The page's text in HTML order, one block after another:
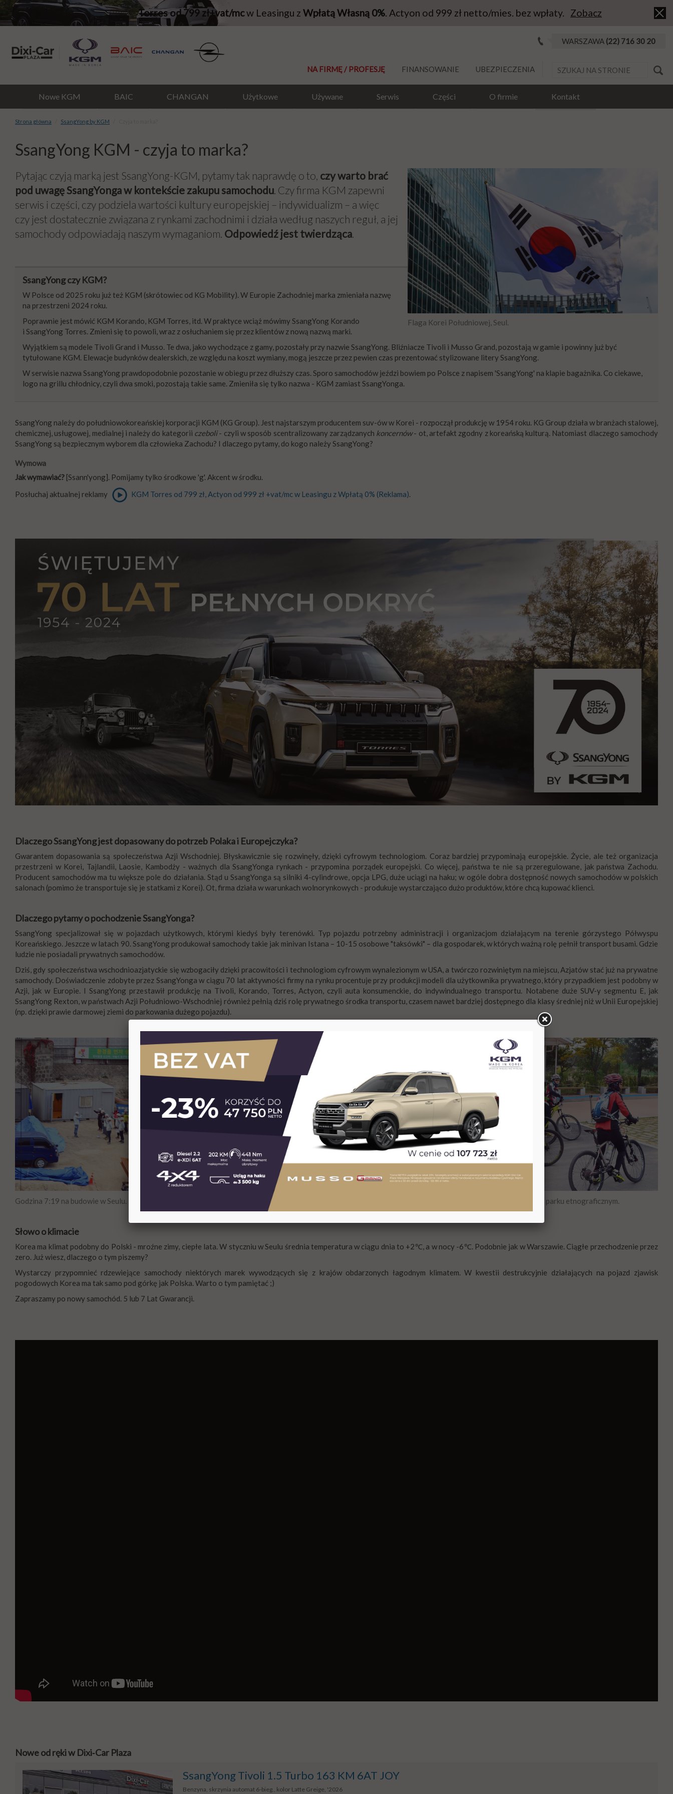
Torres od 799 zł+vat/mcw Leasingu z Wpłatą Własną 0%. Actyon od 999 zł netto/mies. bez wpłaty. Zobacz
WARSZAWA (22) 716 30 20
NA FIRMĘ / PROFESJĘ FINANSOWANIE UBEZPIECZENIA
Nowe KGM BAIC CHANGAN Użytkowe Używane Serwis Części O firmie Kontakt
Strona główna SsangYong by KGM
SsangYong KGM - czyja to marka?
Flaga Korei Południowej, Seul.
Pytając czyją marką jest SsangYong-KGM, pytamy tak naprawdę o to, czy warto brać
pod uwagę SsangYonga w kontekście zakupu samochodu. Czy firma KGM zapewni
serwis i części, czy podziela wartości kultury europejskiej – indywidualizm – a więc
czy jest dostatecznie związana z rynkami zachodnimi i działa według naszych reguł, a jej
samochody odpowiadają naszym wymaganiom. Odpowiedź jest twierdząca.
SsangYong czy KGM?
W Polsce od 2025 roku już też KGM (skrótowiec od KG Mobility). W Europie Zachodniej marka zmieniała nazwę
na przestrzeni 2024 roku.
Poprawnie jest mówić KGM Korando, KGM Torres, itd. W praktyce wciąż mówimy SsangYong Korando
i SsangYong Torres. Zmieni się to powoli, wraz z osłuchaniem się przez klientów z nową nazwą marki.
Wyjątkiem są modele Tivoli Grand i Musso. Te dwa, jako wychodzące z gamy, pozostały przy nazwie SsangYong. Bliźniacze Tivoli i Musso Grand, pozostają w gamie i powinny już być
tytułowane KGM. Elewacje budynków dealerskich, ze względu na koszt wymiany, mogą jeszcze przez pewien czas prezentować stylizowane litery SsangYong.
W serwisie nazwa SsangYong prawdopodobnie pozostanie w obiegu przez dłuższy czas. Sporo samochodów jeździ bowiem po Polsce z napisem 'SsangYong' na klapie bagażnika. Co ciekawe,
logo na grillu chłodnicy, czyli dwa smoki, pozostają takie same. Zmieniła się tylko nazwa - KGM zamiast SsangYonga.
SsangYong należy do południowokoreańskiej korporacji KGM (KG Group). Jest najstarszym producentem suv-ów w Korei - rozpoczął produkcję w 1954 roku. KG Group działa w branżach stalowej,
chemicznej, usługowej, medialnej i należy do kategorii czeboli- czyli w sposób scentralizowany zarządzanych koncernów- ot, artefakt zgodny z koreańską kulturą. Natomiast dlaczego samochody
SsangYong są bezpiecznym wyborem dla człowieka Zachodu? I dlaczego pytamy, do kogo należy SsangYong?
Wymowa
Jak wymawiać? [Ssann'yong]. Pomijamy tylko środkowe 'g'. Akcent w środku.
Posłuchaj aktualnej reklamy
KGM Torres od 799 zł, Actyon od 999 zł +vat/mc w Leasingu z Wpłatą 0% (Reklama).
Dlaczego SsangYong jest dopasowany do potrzeb Polaka i Europejczyka?
Gwarantem dopasowania są społeczeństwa Azji Wschodniej. Błyskawicznie się rozwinęły, dzięki cyfrowym technologiom. Coraz bardziej przypominają europejskie. Życie, ale też organizacja
przestrzeni w Korei, Tajlandii, Laosie, Kambodży - ważnych dla SsangYonga rynkach - przypomina porządek europejski. Co więcej, państwa te nie są przeregulowane, jak państwa Zachodu.
Producent samochodów ma tu większe pole do działania. Stąd u SsangYonga są silniki 4-cylindrowe, opcja LPG, duże uciągi na haku; w ogóle dobra dostępność nowych samochodów w polskich
salonach (pomimo że transportuje się je statkami z Korei). Ot, firma działa w warunkach wolnorynkowych - produkuje wystarczająco dużo produktów, które chcą kupować klienci.
Dlaczego pytamy o pochodzenie SsangYonga?
SsangYong specjalizował się w pojazdach użytkowych, którymi kiedyś były terenówki. Typ pojazdu potrzebny administracji i organizacjom działającym na terenie górzystego Półwyspu
Koreańskiego. Jeszcze w latach 90. SsangYong produkował samochody takie jak minivan Istana – 10-15 osobowe "taksówki" – dla gospodarek, w których ważną rolę pełnił transport busami. Gdzie
ludzie nie posiadali prywatnych samochodów.
Dziś, gdy społeczeństwa wschodnioazjatyckie się wzbogaciły dzięki pracowitości i technologiom cyfrowym wynalezionym w USA, a twórczo rozwiniętym na miejscu, Azjatów stać już na prywatne
samochody. Doświadczenie zdobyte przez SsangYonga w ciągu 70 lat aktywności firmy na rynku procentuje przy produkcji modeli dla użytkownika prywatnego, który przypadkiem jest podobny w
Azji, jak w Europie. I SsangYong przestawił produkcję na Tivoli, Korando, Torres, Actyon, czyli auta konsumenckie, do indywindualnego transportu. Notabene duże SUV-y segmentu E, jak
SsangYong Rexton, w państwach Azji Południowo-Wschodniej również pełnią dziś rolę prywatnego środka transportu, czasem nawet bardziej dostępnego dla klasy średniej niż w Unii Europejskiej
(np. dzięki prawie darmowej ziemi do parkowania dużego pojazdu).
Godzina 7:19 na budowie w Seulu. Na zakupach w Korei Płd. Weekend na łonie natury, w parku etnograficznym.
Słowo o klimacie
Korea ma klimat podobny do Polski - mroźne zimy, ciepłe lata. W styczniu w Seulu średnia temperatura w ciągu dnia to +2℃, a w nocy -6℃. Podobnie jak w Warszawie. Ciągłe przechodzenie przez
zero. Już wiesz, dlaczego o tym piszemy?
Wystarczy przypomnieć rdzewiejące samochody niektórych marek wywodzących się z krajów obdarzonych łagodnym klimatem. W kwestii destrukcyjnie działających na pojazd zjawisk
pogodowych Korea ma tak samo pod górkę jak Polska. Warto o tym pamiętać ;)
Zapraszamy po nowy samochód. 5 lub 7 Lat Gwarancji.
Nowe od ręki w Dixi‑Car Plaza
SsangYong Tivoli 1.5 Turbo 163 KM 6AT JOY
Benzyna, skrzynia automat 6-bieg., kolor Latte Greige, '2026